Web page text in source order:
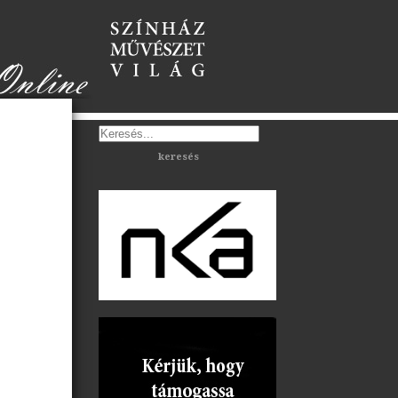
keresés